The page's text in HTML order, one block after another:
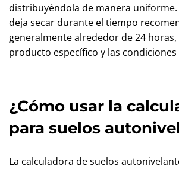
distribuyéndola de manera
deja secar durante el tiempo
generalmente alrededor de 24
producto específico y las
¿Cómo usar la
para suelos
La calculadora de suelos